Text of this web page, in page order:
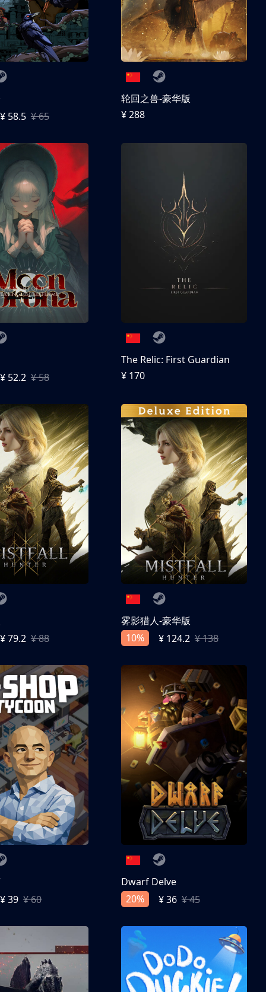
¥ 58.5 ¥ 65
轮回之兽-豪华版
¥ 288
¥ 52.2 ¥ 58
The Relic: First Guardian
¥ 170
¥ 79.2 ¥ 88
雾影猎人-豪华版
10%
¥ 124.2 ¥ 138
¥ 39 ¥ 60
Dwarf Delve
20%
¥ 36 ¥ 45